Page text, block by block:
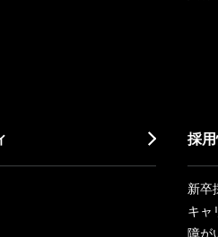
採
新卒
キャ
障が